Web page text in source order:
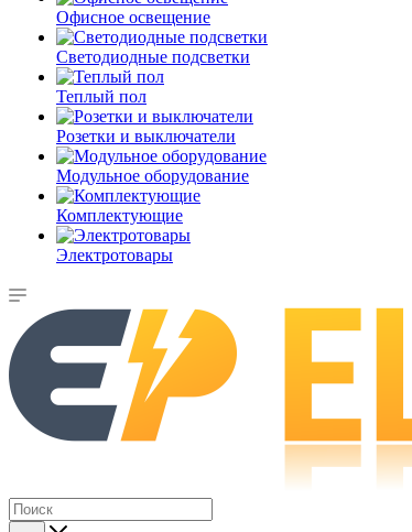
Офисное освещение
Светодиодные подсветки
Теплый пол
Розетки и выключатели
Модульное оборудование
Комплектующие
Электротовары